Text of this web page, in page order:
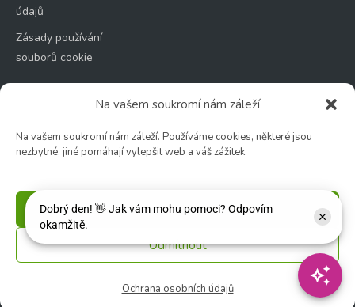
Na vašem soukromí nám záleží
Na vašem soukromí nám záleží. Používáme cookies, některé jsou
nezbytné, jiné pomáhají vylepšit web a váš zážitek.
Příjmout
Odmítnout
Ochrana osobních údajů
údajů
Zásady používání
souborů cookie
Zahradní centrum
🚫 Neděle: ZAVŘENO
🕑 So: 9:00 – 15:00